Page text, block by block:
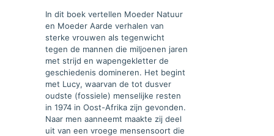
In dit boek vertellen Moeder Natuur
en Moeder Aarde verhalen van
sterke vrouwen als tegenwicht
tegen de mannen die miljoenen jaren
met strijd en wapengekletter de
geschiedenis domineren. Het begint
met Lucy, waarvan de tot dusver
oudste (fossiele) menselijke resten
in 1974 in Oost-Afrika zijn gevonden.
Naar men aanneemt maakte zij deel
uit van een vroege mensensoort die